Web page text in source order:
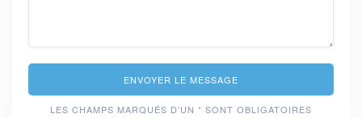
ENVOYER LE MESSAGE
LES CHAMPS MARQUÉS D'UN * SONT OBLIGATOIRES